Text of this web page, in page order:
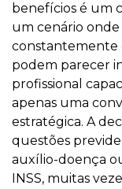
benefícios é um
um cenário onde
constantemente
podem parecer
profissional
apenas uma
estratégica. A
questões
auxílio-doença
INSS, muitas